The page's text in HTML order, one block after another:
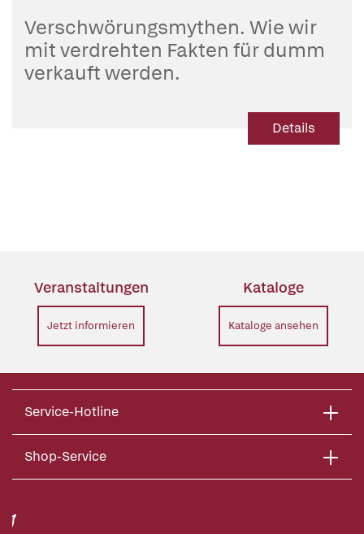
Verschwörungsmythen. Wie wir
mit verdrehten Fakten für dumm
verkauft werden.
Details
Veranstaltungen
Jetzt informieren
Kataloge
Kataloge ansehen
Service-Hotline
Shop-Service